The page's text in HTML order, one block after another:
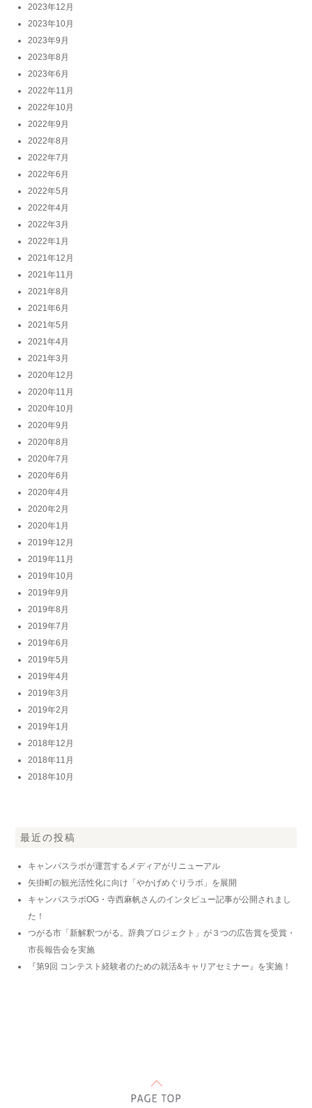
2023年12月
2023年10月
2023年9月
2023年8月
2023年6月
2022年11月
2022年10月
2022年9月
2022年8月
2022年7月
2022年6月
2022年5月
2022年4月
2022年3月
2022年1月
2021年12月
2021年11月
2021年8月
2021年6月
2021年5月
2021年4月
2021年3月
2020年12月
2020年11月
2020年10月
2020年9月
2020年8月
2020年7月
2020年6月
2020年4月
2020年2月
2020年1月
2019年12月
2019年11月
2019年10月
2019年9月
2019年8月
2019年7月
2019年6月
2019年5月
2019年4月
2019年3月
2019年2月
2019年1月
2018年12月
2018年11月
2018年10月
最近の投稿
キャンパスラボが運営するメディアがリニューアル
矢掛町の観光活性化に向け「やかげめぐりラボ」を展開
キャンパスラボOG・寺西麻帆さんのインタビュー記事が公開されまし
た！
つがる市「新解釈つがる。辞典プロジェクト」が３つの広告賞を受賞・
市長報告会を実施
『第9回 コンテスト経験者のための就活&キャリアセミナー』を実施！